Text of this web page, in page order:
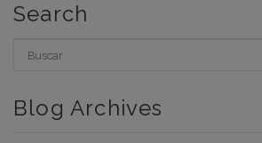
Search
Blog Archives